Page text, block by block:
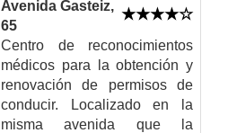
Avenida Gasteiz,
65
Centro de reconocimientos
médicos para la obtención y
renovación de permisos de
conducir. Localizado en la
misma avenida que la